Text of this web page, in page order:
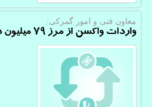
معاون فنی و امور گمركی:
واردات واکسن از مرز ۷۹ میلیون دز گذشت